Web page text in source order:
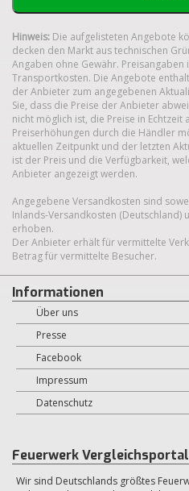
Hinweis: Die aufgelisteten Angebote
decken den Markt aus technischen
Angaben ohne Gewähr. Preisangaben
Transportkosten. Die Angebote
der Anbieter zum angegebenen
Sie, dass die Preise der Anbieter
nicht möglich ist, die Preise in
Preiserhöhungen durch die Händler
aktuellen Zeitpunkt und der letzten
ist der Preis und die Verfügbarkeit,
Anbieter angezeigt werden.
Angegebene Versandkosten sind
Inlands-Versandkosten (Deutschland)
erhoben.
Der Anbieter erhält für vermittelte
Betrag für vermittelte Besucher.
Informationen
Über uns
Presse
Facebook
Impressum
Datenschutz
Feuerwerk Vergleichsportal
Wir sind Deutschlands größtes